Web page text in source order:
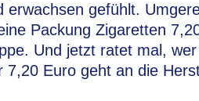
gefühlt.
Packung Zigaretten
Und jetzt ratet mal,
7,20 Euro geht an die